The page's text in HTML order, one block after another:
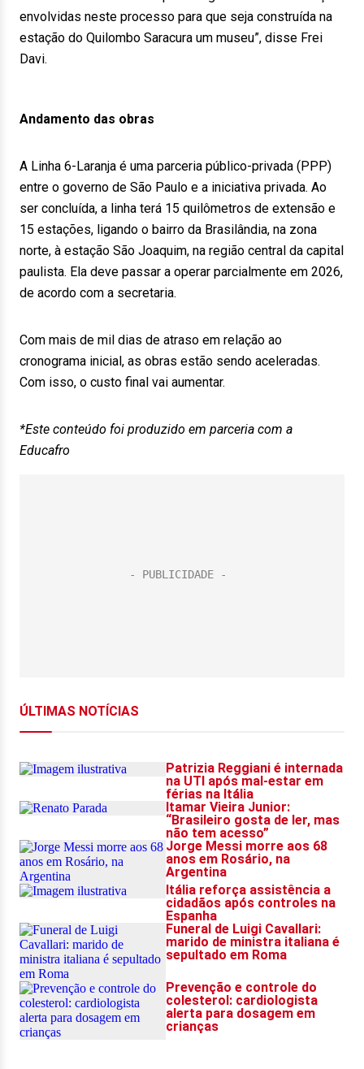
envolvidas neste processo para que seja construída na
estação do Quilombo Saracura um museu”, disse Frei
Davi.
Andamento das obras
A Linha 6-Laranja é uma parceria público-privada (PPP)
entre o governo de São Paulo e a iniciativa privada. Ao
ser concluída, a linha terá 15 quilômetros de extensão e
15 estações, ligando o bairro da Brasilândia, na zona
norte, à estação São Joaquim, na região central da capital
paulista. Ela deve passar a operar parcialmente em 2026,
de acordo com a secretaria.
Com mais de mil dias de atraso em relação ao
cronograma inicial, as obras estão sendo aceleradas.
Com isso, o custo final vai aumentar.
*Este conteúdo foi produzido em parceria com a
Educafro